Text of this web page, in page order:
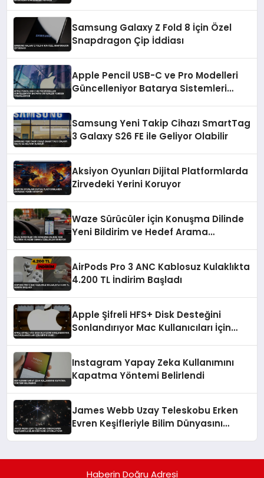
Samsung Galaxy Z Fold 8 İçin Özel
Snapdragon Çip İddiası
Apple Pencil USB-C ve Pro Modelleri
Güncelleniyor Batarya Sistemleri
Samsung Yeni Takip Cihazı SmartTag
3 Galaxy S26 FE ile Geliyor Olabilir
Aksiyon Oyunları Dijital Platformlarda
Zirvedeki Yerini Koruyor
Waze Sürücüler İçin Konuşma Dilinde
Yeni Bildirim ve Hedef Arama
AirPods Pro 3 ANC Kablosuz Kulaklıkta
4.200 TL İndirim Başladı
Apple Şifreli HFS+ Disk Desteğini
Sonlandırıyor Mac Kullanıcıları İçin
Instagram Yapay Zeka Kullanımını
Kapatma Yöntemi Belirlendi
James Webb Uzay Teleskobu Erken
Evren Keşifleriyle Bilim Dünyasını
Haberin Doğru Adresi